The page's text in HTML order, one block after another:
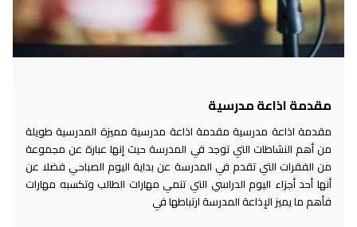
مقدمة اذاعة مدرسية
مقدمة اذاعة مدرسية مقدمة اذاعة مدرسية مميزة المدرسية طويلة
من أهم النشاطات التي توجد في المدرسة حيث إنها عبارة عن مجموعة
من الفقرات التي تقدم في المدرسة عن بداية اليوم الصباحي فضلا عن
أنها أحد أجزاء اليوم الدراسي التي تنمي مهارات الطالب وتكسبه مهارات
فأهم ما يميز الإذاعة المدرسة ارتباطها في